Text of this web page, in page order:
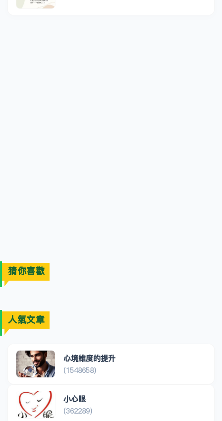
猜你喜歡
人氣文章
心境維度的提升
(1548658)
小心眼
(362289)